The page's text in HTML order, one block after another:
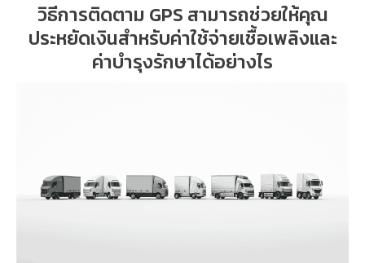
วิธีการติดตาม GPS สามารถช่วยให้คุณ
ประหยัดเงินสำหรับค่าใช้จ่ายเชื้อเพลิงและ
ค่าบำรุงรักษาได้อย่างไร